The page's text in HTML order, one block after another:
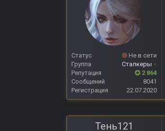
Статус
Не в сети
Группа
Сталкеры +
Репутация
2 864
Сообщений
8041
Регистрация
22.07.2020
Тень121